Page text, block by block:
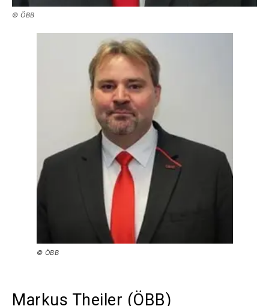
© ÖBB
© ÖBB
Markus Theiler (ÖBB)